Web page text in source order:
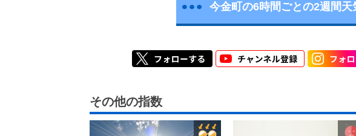
今金町の6時間ごとの2週間天
その他の指数